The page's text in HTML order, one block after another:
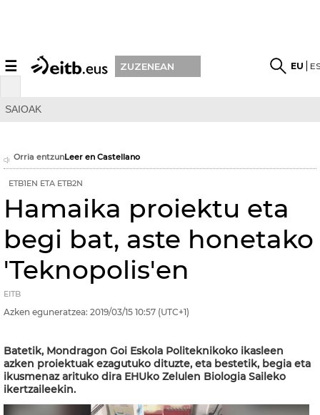
☰ ZUZENEAN EU
SAIOAK
Orria entzunLeer en Castellano
ETB1EN ETA ETB2N
Hamaika proiektu eta
begi bat, aste honetako
'Teknopolis'en
EITB
Azken eguneratzea: 2019/03/15 10:57 (UTC+1)
Batetik, Mondragon Goi Eskola Politeknikoko ikasleen
azken proiektuak ezagutuko dituzte, eta bestetik, begia eta
ikusmenaz arituko dira EHUko Zelulen Biologia Saileko
ikertzaileekin.